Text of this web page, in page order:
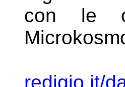
con le
redigio.it/